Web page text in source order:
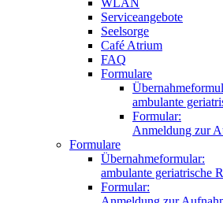
WLAN
Serviceangebote
Seelsorge
Café Atrium
FAQ
Formulare
ambulante
Formular:
Anmeldung zur
Formulare
Übernahmeformular:
ambulante geriatrische
Formular: